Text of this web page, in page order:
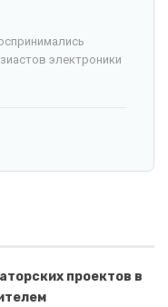
электроники
проектов в